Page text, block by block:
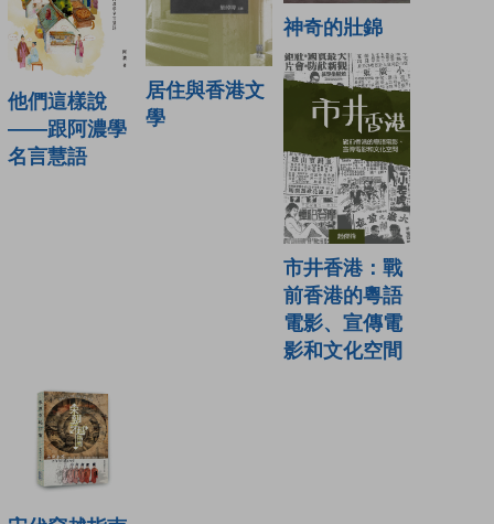
他們這樣說
——跟阿濃學
名言慧語
居住與香港文
學
神奇的壯錦
市井香港：戰
前香港的粵語
電影、宣傳電
影和文化空間